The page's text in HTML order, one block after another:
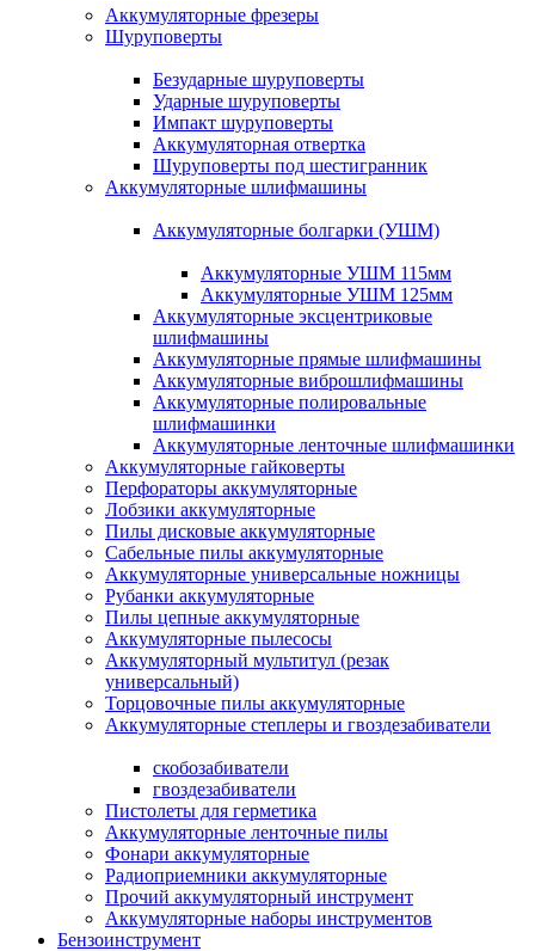
Аккумуляторные фрезеры
Шуруповерты
Безударные шуруповерты
Ударные шуруповерты
Импакт шуруповерты
Аккумуляторная отвертка
Шуруповерты под шестигранник
Аккумуляторные шлифмашины
Аккумуляторные болгарки (УШМ)
Аккумуляторные УШМ 115мм
Аккумуляторные УШМ 125мм
Аккумуляторные эксцентриковые
шлифмашины
Аккумуляторные прямые шлифмашины
Аккумуляторные виброшлифмашины
Аккумуляторные полировальные
шлифмашинки
Аккумуляторные ленточные шлифмашинки
Аккумуляторные гайковерты
Перфораторы аккумуляторные
Лобзики аккумуляторные
Пилы дисковые аккумуляторные
Сабельные пилы аккумуляторные
Аккумуляторные универсальные ножницы
Рубанки аккумуляторные
Пилы цепные аккумуляторные
Аккумуляторные пылесосы
Аккумуляторный мультитул (резак
универсальный)
Торцовочные пилы аккумуляторные
Аккумуляторные степлеры и гвоздезабиватели
скобозабиватели
гвоздезабиватели
Пистолеты для герметика
Аккумуляторные ленточные пилы
Фонари аккумуляторные
Радиоприемники аккумуляторные
Прочий аккумуляторный инструмент
Аккумуляторные наборы инструментов
Бензоинструмент